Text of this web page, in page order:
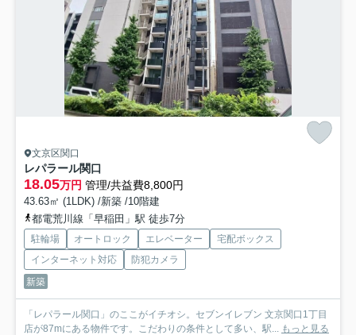
文京区関口
レパラール関口
18.05万円 管理/共益費8,800円
43.63㎡ (1LDK) /新築 /10階建
都電荒川線「早稲田」駅 徒歩7分
駐輪場 オートロック エレベーター
宅配ボックス
インターネット対応
防犯カメラ
新築
「レパラール関口」のここがイチオシ。セブンイレブン 文京関口1丁目
店が87mにある物件です。こだわりの条件として多い、駅...
もっと見る